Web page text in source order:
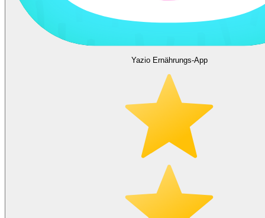
Yazio Ernährungs-App